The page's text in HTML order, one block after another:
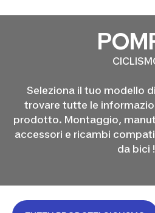
Seleziona il tuo modello
trovare tutte le
prodotto. Montaggio,
accessori e ricambi
da bici !